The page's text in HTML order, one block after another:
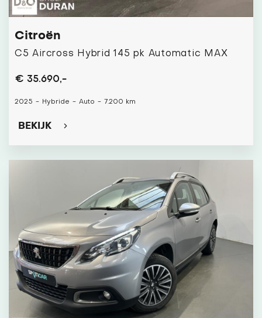
Citroën
C5 Aircross Hybrid 145 pk Automatic MAX
€ 35.690,-
2025 - Hybride - Auto - 7.200 km
BEKIJK